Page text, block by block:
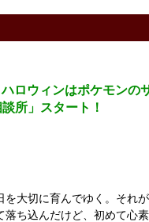
ロウィンはポケモン
所」スタート！
大切に育んでゆく。それ
ち込んだけど、初めて心